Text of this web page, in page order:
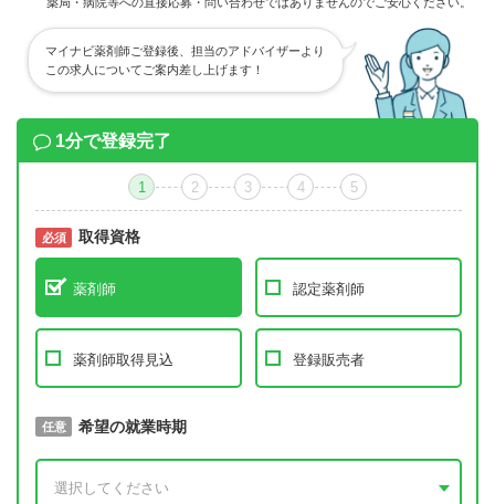
マイナビ薬剤師ご登録後、担当のアドバイザーより
この求人についてご案内差し上げます！
1分で登録完了
1 2 3 4 5
必須 取得資格
薬剤師 認定薬剤師
薬剤師取得見込 登録販売者
必須 取得予定年
任意 希望の就業時期